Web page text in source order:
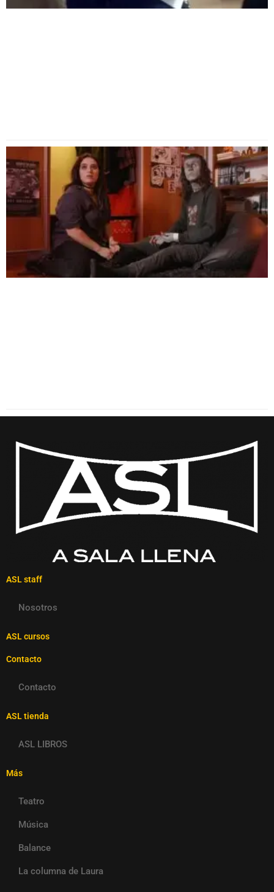
ASL staff
Nosotros
ASL cursos
Contacto
Contacto
ASL tienda
ASL LIBROS
Más
Teatro
Música
Balance
La columna de Laura